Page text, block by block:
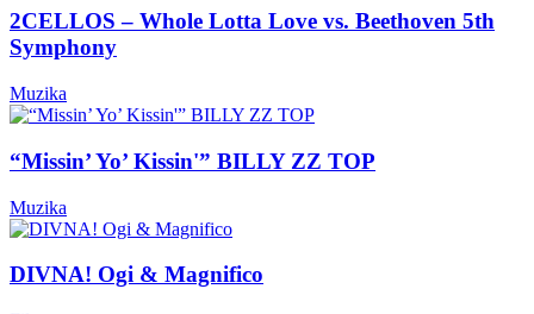
2CELLOS – Whole Lotta Love vs. Beethoven 5th
Symphony
Muzika
“Missin’ Yo’ Kissin'” BILLY ZZ TOP
Muzika
DIVNA! Ogi & Magnifico